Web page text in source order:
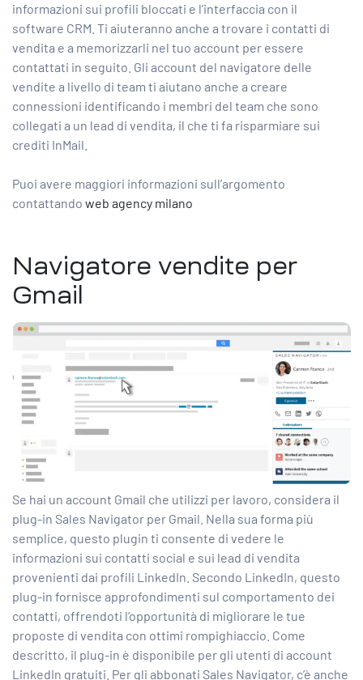
informazioni sui profili bloccati e l’interfaccia con il
software CRM. Ti aiuteranno anche a trovare i contatti di
vendita e a memorizzarli nel tuo account per essere
contattati in seguito. Gli account del navigatore delle
vendite a livello di team ti aiutano anche a creare
connessioni identificando i membri del team che sono
collegati a un lead di vendita, il che ti fa risparmiare sui
crediti InMail.
Puoi avere maggiori informazioni sull’argomento
contattando web agency milano
Navigatore vendite per
Gmail
Se hai un account Gmail che utilizzi per lavoro, considera il
plug-in Sales Navigator per Gmail. Nella sua forma più
semplice, questo plugin ti consente di vedere le
informazioni sui contatti social e sui lead di vendita
provenienti dai profili LinkedIn. Secondo LinkedIn, questo
plug-in fornisce approfondimenti sul comportamento dei
contatti, offrendoti l’opportunità di migliorare le tue
proposte di vendita con ottimi rompighiaccio. Come
descritto, il plug-in è disponibile per gli utenti di account
LinkedIn gratuiti. Per gli abbonati Sales Navigator, c’è anche